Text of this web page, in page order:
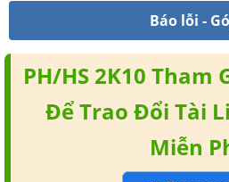
Báo lỗi -
PH/HS 2K10 Tham
Để Trao Đổi Tài
Miễn